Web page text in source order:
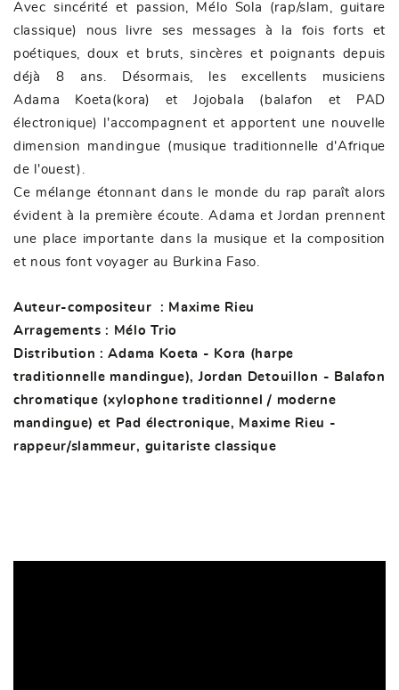
Avec sincérité et passion, Mélo Sola (rap/slam, guitare
classique) nous livre ses messages à la fois forts et
poétiques, doux et bruts, sincères et poignants depuis
déjà 8 ans. Désormais, les excellents musiciens
Adama Koeta(kora) et Jojobala (balafon et PAD
électronique) l'accompagnent et apportent une nouvelle
dimension mandingue (musique traditionnelle d'Afrique
de l'ouest).
Ce mélange étonnant dans le monde du rap paraît alors
évident à la première écoute. Adama et Jordan prennent
une place importante dans la musique et la composition
et nous font voyager au Burkina Faso.
Auteur-compositeur : Maxime Rieu
Arragements : Mélo Trio
Distribution : Adama Koeta - Kora (harpe
traditionnelle mandingue), Jordan Detouillon - Balafon
chromatique (xylophone traditionnel / moderne
mandingue) et Pad électronique, Maxime Rieu -
rappeur/slammeur, guitariste classique